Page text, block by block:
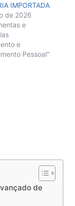
IMPORTADA
de 2026
e
e
Pessoal"
de